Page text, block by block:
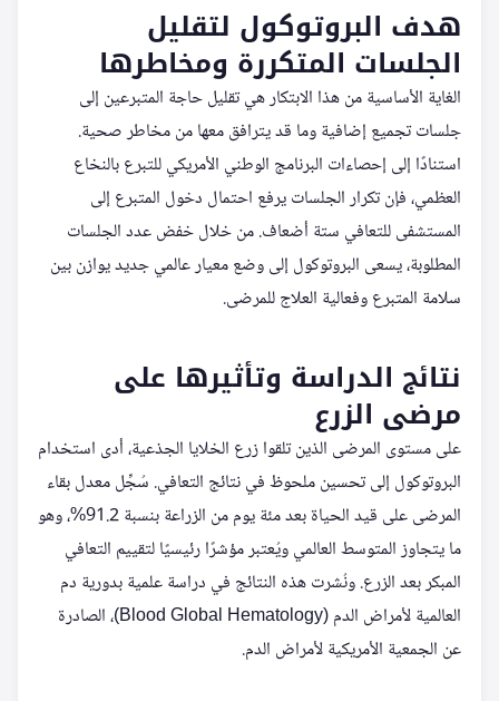
هدف البروتوكول لتقليل
الجلسات المتكررة ومخاطرها
الغاية الأساسية من هذا الابتكار هي تقليل حاجة المتبرعين إلى
جلسات تجميع إضافية وما قد يترافق معها من مخاطر صحية.
استنادًا إلى إحصاءات البرنامج الوطني الأمريكي للتبرع بالنخاع
العظمي، فإن تكرار الجلسات يرفع احتمال دخول المتبرع إلى
المستشفى للتعافي ستة أضعاف. من خلال خفض عدد الجلسات
المطلوبة، يسعى البروتوكول إلى وضع معيار عالمي جديد يوازن بين
سلامة المتبرع وفعالية العلاج للمرضى.
نتائج الدراسة وتأثيرها على
مرضى الزرع
على مستوى المرضى الذين تلقوا زرع الخلايا الجذعية، أدى استخدام
البروتوكول إلى تحسين ملحوظ في نتائج التعافي. سُجِّل معدل بقاء
المرضى على قيد الحياة بعد مئة يوم من الزراعة بنسبة 91.2%، وهو
ما يتجاوز المتوسط العالمي ويُعتبر مؤشرًا رئيسيًا لتقييم التعافي
المبكر بعد الزرع. ونُشرت هذه النتائج في دراسة علمية بدورية دم
العالمية لأمراض الدم (Blood Global Hematology)، الصادرة
عن الجمعية الأمريكية لأمراض الدم.